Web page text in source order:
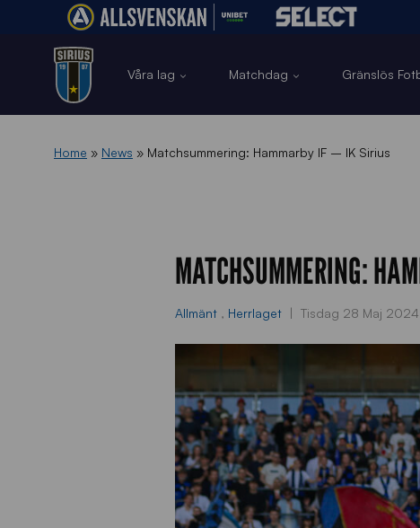
Våra lag Matchdag Gränslös
Home » News » Matchsummering: Hammarby IF – IK Sirius
MATCHSUMMERING:
Allmänt , Herrlaget Tisdag 28 Maj 2024